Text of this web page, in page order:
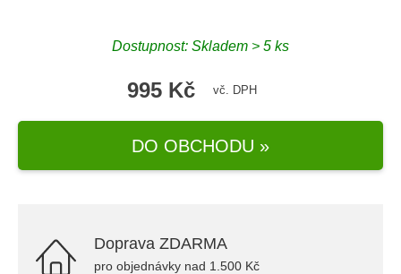
Dostupnost: Skladem > 5 ks
995 Kč vč. DPH
DO OBCHODU »
Doprava ZDARMA
pro objednávky nad 1.500 Kč